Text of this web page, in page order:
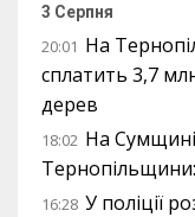
3 Серпня
20:01 На
сплатить 3,7
дерев
18:02 На
16:28 У поліції